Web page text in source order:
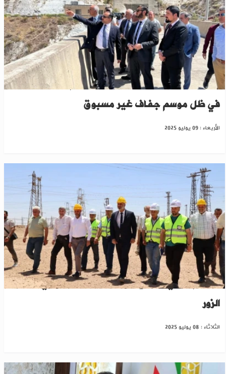
سوريا والأردن توقعان اتفاقًا لتقاسم مياه اليرموك
في ظل موسم جفاف غير مسبوق
الأربعاء : 09 يوليو 2025
تسليم رسمي لموقع محطة توليد كهرباء في دير
الزور
الثلاثاء : 08 يوليو 2025